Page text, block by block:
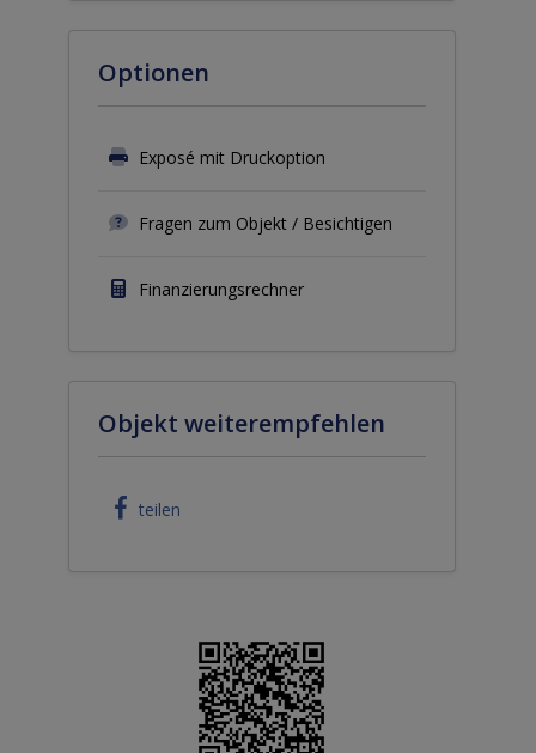
Optionen
Exposé mit Druckoption
Fragen zum Objekt / Besichtigen
Finanzierungsrechner
Objekt weiterempfehlen
teilen